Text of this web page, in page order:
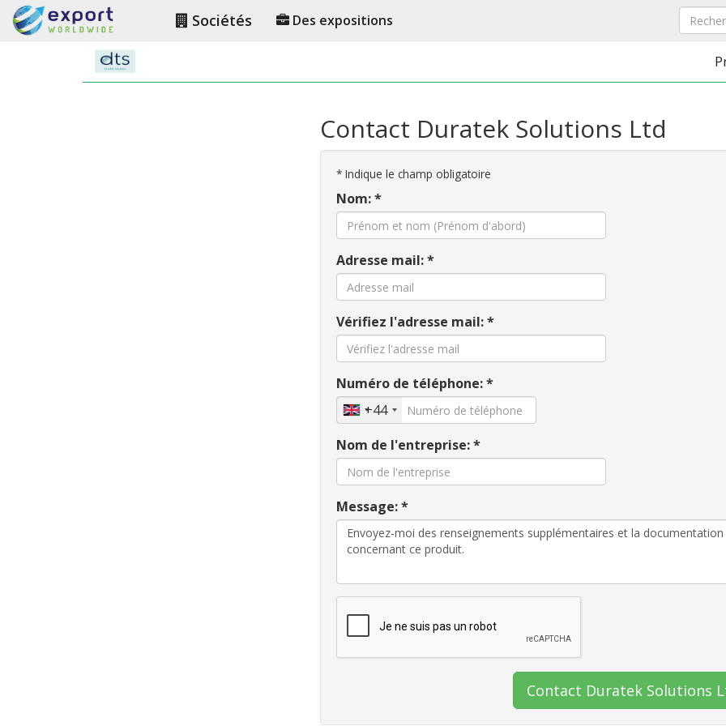
Sociétés Des expositions
Contact Duratek Solutions Ltd
*Indique le champ obligatoire
Nom: *
Adresse mail: *
Vérifiez l'adresse mail: *
Numéro de téléphone: *
+44
Nom de l'entreprise: *
Message: *
Contact Duratek Solutions